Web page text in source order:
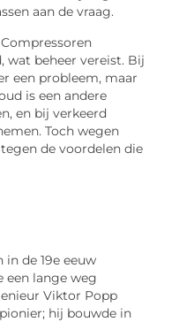
aan de vraag.
wat beheer vereist. Bij
een probleem, maar
is een andere
en bij verkeerd
Toch wegen
de voordelen die
in de 19e eeuw
een lange weg
Viktor Popp
hij bouwde in